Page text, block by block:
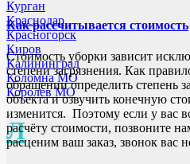
Курган
Краснодар
Красногорск
Киров
Калининград
Коломна МО
Королев МО
Л
Как рассчитывается стоимость
Стоимость уборки зависит
степени загрязнения. Как
обращении определить степень
объекта и озвучить конечную
изменится. Поэтому если у вас
расчёту стоимости, позвоните
расценим ваш заказ, звонок вас